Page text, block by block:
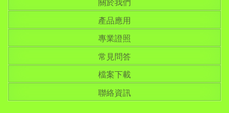
關於我們
產品應用
專業證照
常見問答
檔案下載
聯絡資訊